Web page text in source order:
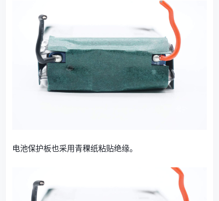
电池保护板也采用青稞纸粘贴绝缘。